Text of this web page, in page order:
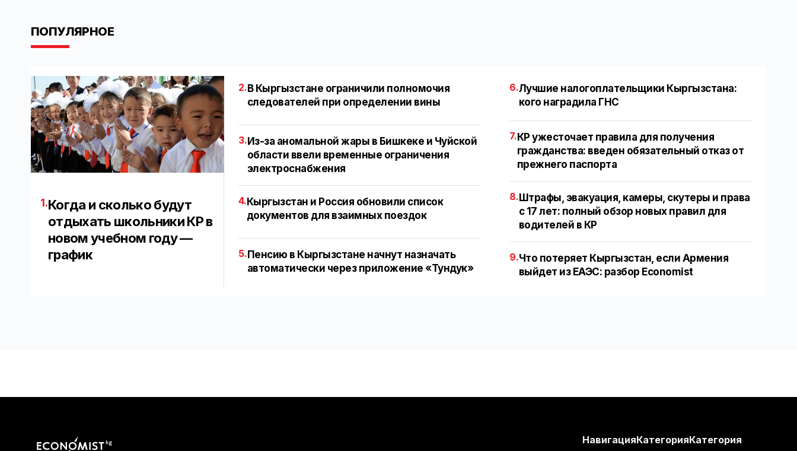
ПОПУЛЯРНОЕ
1.Когда и сколько будут
отдыхать школьники КР в
новом учебном году —
график
2. В Кыргызстане ограничили полномочия
следователей при определении вины
3. Из-за аномальной жары в Бишкеке и Чуйской
области ввели временные ограничения
электроснабжения
4. Кыргызстан и Россия обновили список
документов для взаимных поездок
5.Пенсию в Кыргызстане начнут назначать
автоматически через приложение «Тундук»
6.Лучшие налогоплательщики Кыргызстана:
кого наградила ГНС
7. КР ужесточает правила для получения
гражданства: введен обязательный отказ от
прежнего паспорта
8. Штрафы, эвакуация, камеры, скутеры и права
с 17 лет: полный обзор новых правил для
водителей в КР
9.Что потеряет Кыргызстан, если Армения
выйдет из ЕАЭС: разбор Economist
НавигацияКатегорияКатегория